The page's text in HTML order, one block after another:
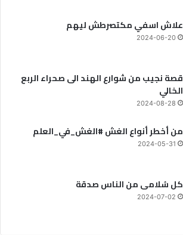
علاش اسفي مكتصرطش ليهم
2024-06-20
قصة نجيب من شوارع الهند الى صحراء الربع
الخالي
2024-08-28
من أخطر أنواع الغش #الغش_في_العلم
2024-05-31
كل سُلامى من الناس صدقة
2024-07-02